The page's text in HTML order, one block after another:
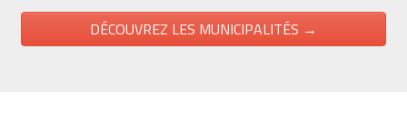
DÉCOUVREZ LES MUNICIPALITÉS →